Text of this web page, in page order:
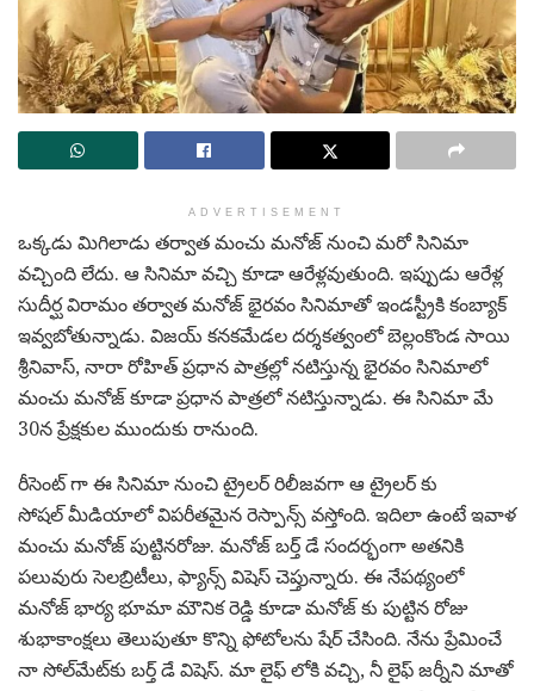
ADVERTISEMENT
ఒక్క‌డు మిగిలాడు త‌ర్వాత మంచు మ‌నోజ్ నుంచి మ‌రో సినిమా
వ‌చ్చింది లేదు. ఆ సినిమా వ‌చ్చి కూడా ఆరేళ్ల‌వుతుంది. ఇప్పుడు ఆరేళ్ల
సుదీర్ఘ విరామం త‌ర్వాత మ‌నోజ్ భైర‌వం సినిమాతో ఇండ‌స్ట్రీకి కంబ్యాక్
ఇవ్వ‌బోతున్నాడు. విజ‌య్ క‌న‌క‌మేడ‌ల ద‌ర్శ‌క‌త్వంలో బెల్లంకొండ సాయి
శ్రీనివాస్, నారా రోహిత్ ప్ర‌ధాన పాత్ర‌ల్లో న‌టిస్తున్న భైర‌వం సినిమాలో
మంచు మ‌నోజ్ కూడా ప్ర‌ధాన పాత్ర‌లో న‌టిస్తున్నాడు. ఈ సినిమా మే
30న ప్రేక్ష‌కుల ముందుకు రానుంది.
రీసెంట్ గా ఈ సినిమా నుంచి ట్రైల‌ర్ రిలీజ‌వ‌గా ఆ ట్రైల‌ర్ కు
సోష‌ల్ మీడియాలో విప‌రీత‌మైన రెస్పాన్స్ వ‌స్తోంది. ఇదిలా ఉంటే ఇవాళ
మంచు మనోజ్ పుట్టిన‌రోజు. మ‌నోజ్ బ‌ర్త్ డే సందర్భంగా అత‌నికి
ప‌లువురు సెల‌బ్రిటీలు, ఫ్యాన్స్ విషెస్ చెప్తున్నారు. ఈ నేప‌థ్యంలో
మనోజ్ భార్య భూమా మౌనిక రెడ్డి కూడా మ‌నోజ్ కు పుట్టిన రోజు
శుభాకాంక్ష‌లు తెలుపుతూ కొన్ని ఫోటోల‌ను షేర్ చేసింది. నేను ప్రేమించే
నా సోల్‌మేట్‌కు బ‌ర్త్ డే విషెస్. మా లైఫ్ లోకి వ‌చ్చి, నీ లైఫ్ జ‌ర్నీని మాతో